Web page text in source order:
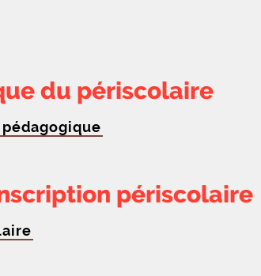
du périscolaire
périscolaire